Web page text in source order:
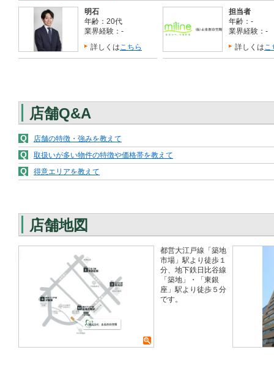
明石
年齢：20代
業界経験：-
詳しくはこちら
担当者
年齢：-
業界経験：-
詳しくはこ
店舗Q&A
Q 店舗の特徴・強みを教えて
Q 取扱いが多い物件の特徴や価格帯を教えて
Q 得意エリアを教えて
店舗地図
都営大江戸線「築地
市場」駅より徒歩１
分、地下鉄日比谷線
「築地」・「東銀
座」駅より徒歩５分
です。